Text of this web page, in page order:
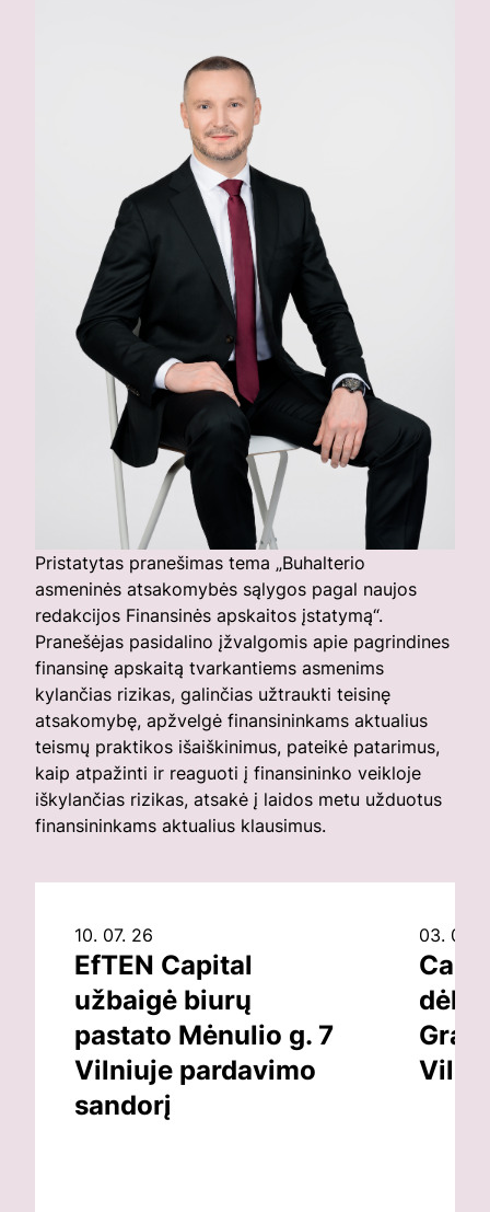
Pristatytas pranešimas tema „Buhalterio
asmeninės atsakomybės sąlygos pagal naujos
redakcijos Finansinės apskaitos įstatymą“.
Pranešėjas pasidalino įžvalgomis apie pagrindines
finansinę apskaitą tvarkantiems asmenims
kylančias rizikas, galinčias užtraukti teisinę
atsakomybę, apžvelgė finansininkams aktualius
teismų praktikos išaiškinimus, pateikė patarimus,
kaip atpažinti ir reaguoti į finansininko veikloje
iškylančias rizikas, atsakė į laidos metu užduotus
finansininkams aktualius klausimus.
10. 07. 26
EfTEN Capital
užbaigė biurų
pastato Mėnulio g. 7
Vilniuje pardavimo
sandorį
03. 07.
dėl